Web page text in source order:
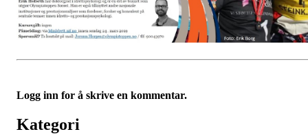
Logg inn for å skrive en kommentar.
Kategori